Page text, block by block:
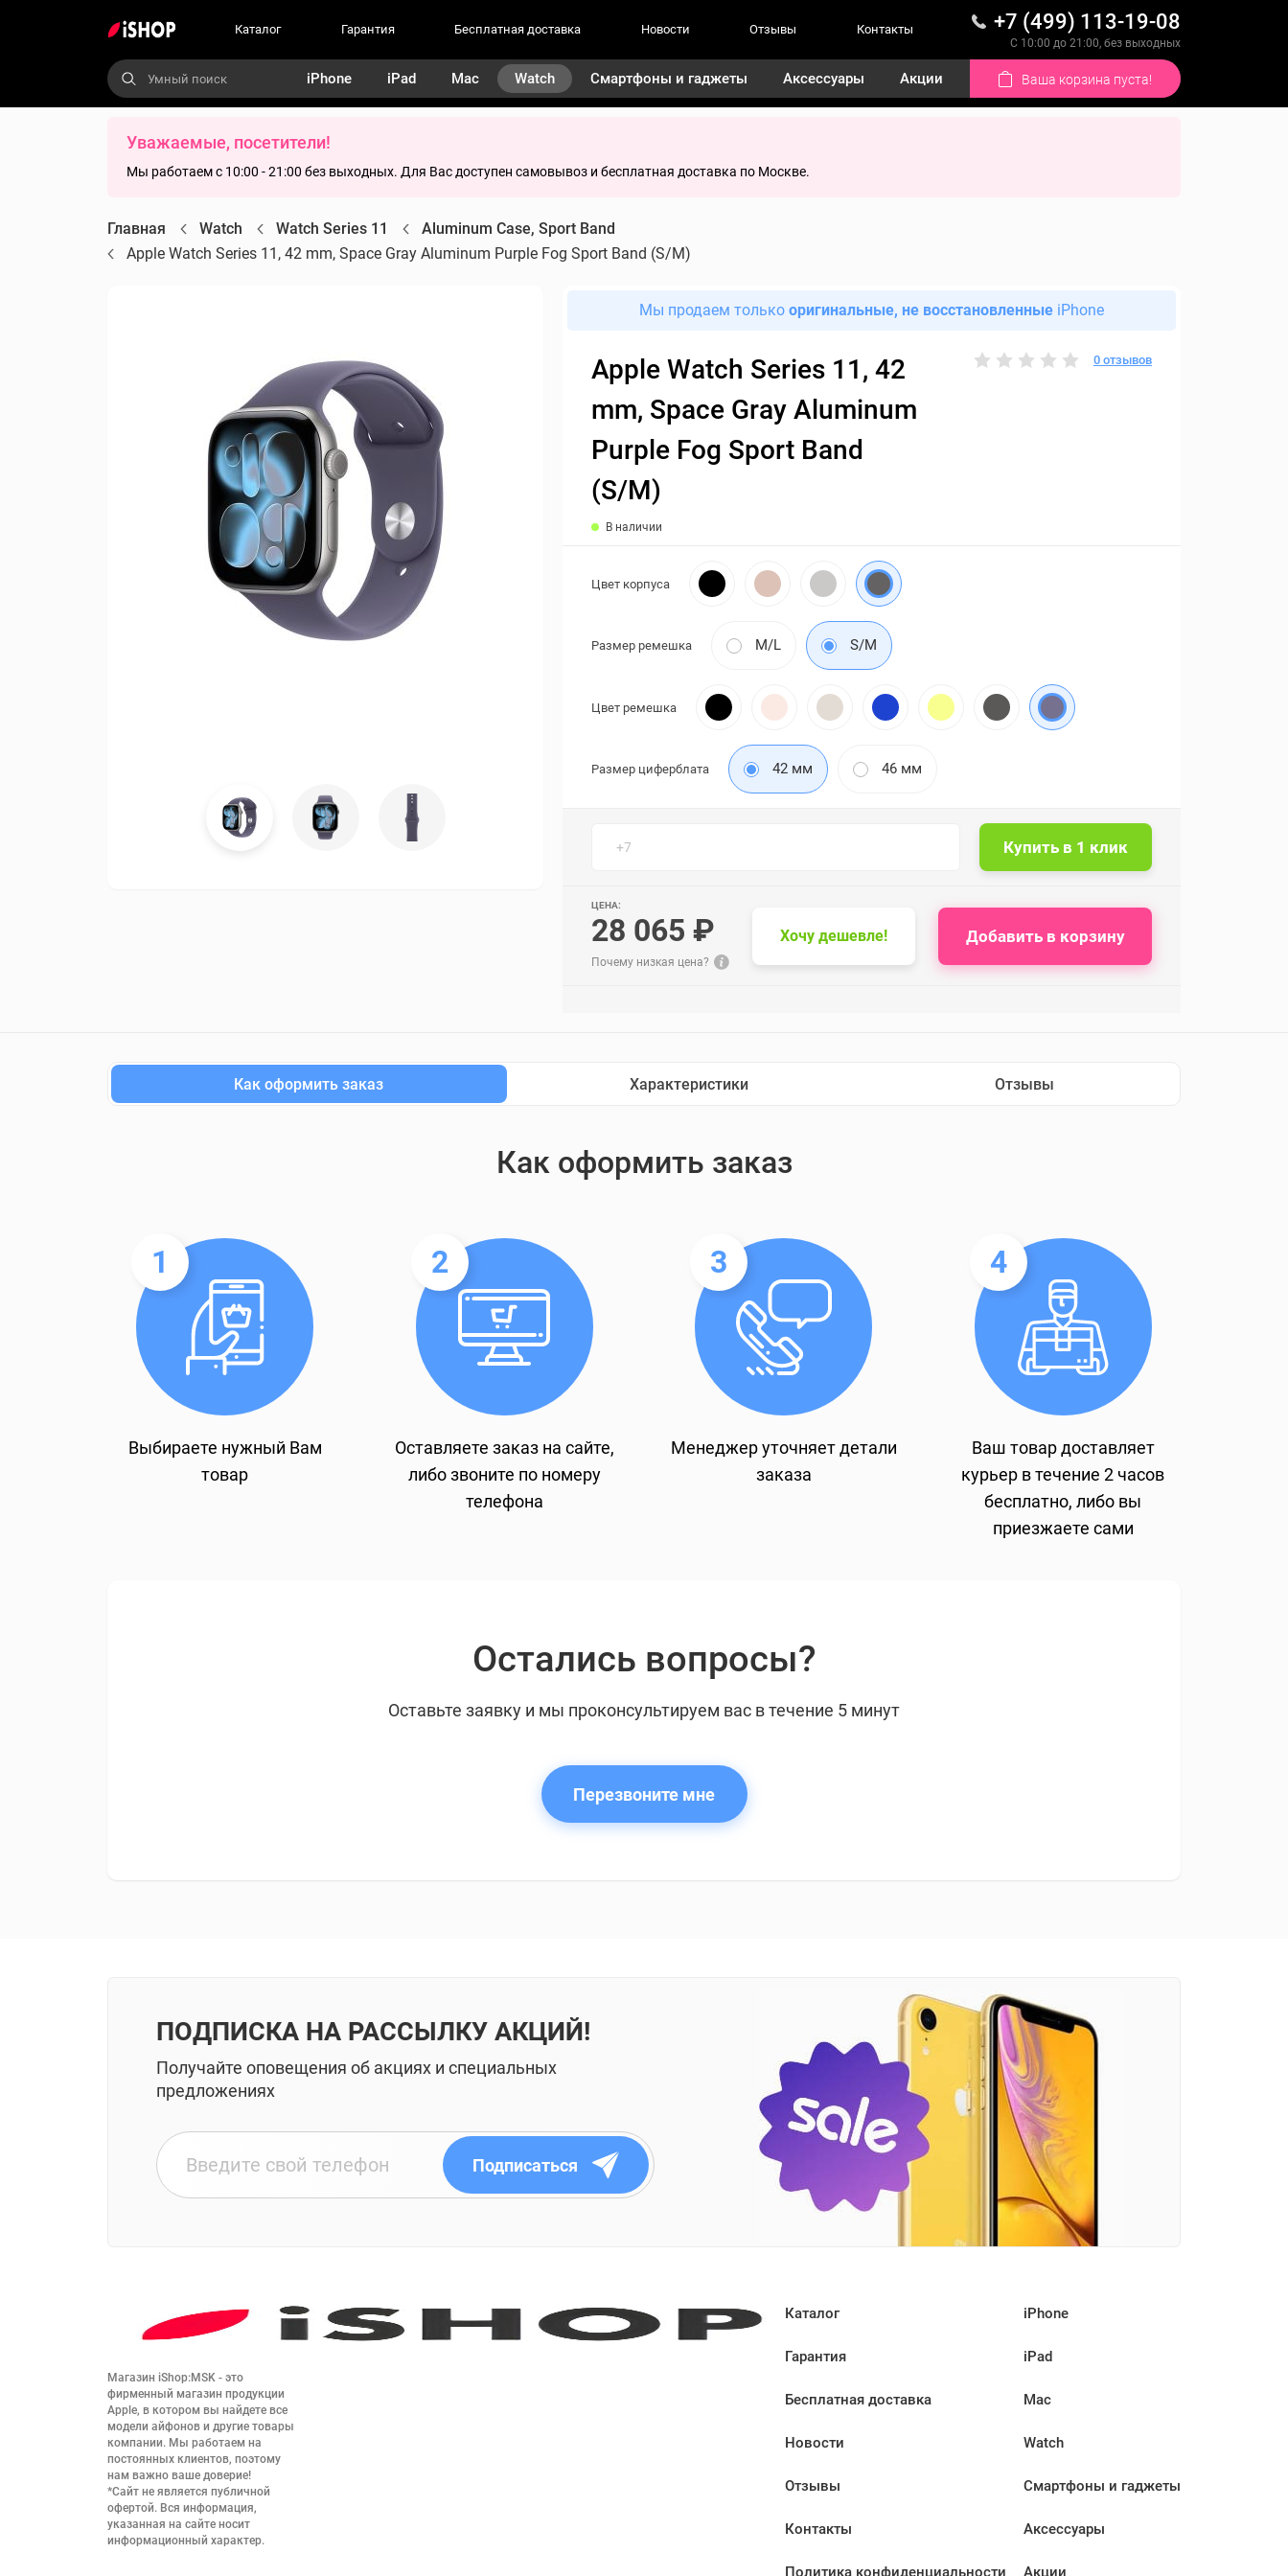
Каталог Гарантия Бесплатная доставка Новости Отзывы Контакты +7 (499) 113-19-08
С 10:00 до 21:00, без выходных
iPhone iPad Mac Watch Смартфоны и гаджеты Аксессуары Акции Ваша корзина пуста!
Уважаемые, посетители!
Мы работаем с 10:00 - 21:00 без выходных. Для Вас доступен самовывоз и бесплатная доставка по Москве.
Главная Watch Watch Series 11
Aluminum Case, Sport Band
Apple Watch Series 11, 42 mm, Space Gray Aluminum Purple Fog Sport Band (S/M)
Мы продаем только оригинальные, не восстановленные iPhone
Apple Watch Series 11, 42
mm, Space Gray Aluminum
Purple Fog Sport Band
(S/M)
0 отзывов
В наличии
Цвет корпуса
Размер ремешка M/L S/M
Цвет ремешка
Размер циферблата 42 мм 46 мм
ЦЕНА:
28 065 ₽
Почему низкая цена?
Хочу дешевле! Добавить в корзину
Как оформить заказ Характеристики Отзывы
Как оформить заказ
1
Выбираете нужный Вам
товар
2
Оставляете заказ на сайте,
либо звоните по номеру
телефона
3
Менеджер уточняет детали
заказа
4
Ваш товар доставляет
курьер в течение 2 часов
бесплатно, либо вы
приезжаете сами
Остались вопросы?
Оставьте заявку и мы проконсультируем вас в течение 5 минут
Перезвоните мне
ПОДПИСКА НА РАССЫЛКУ АКЦИЙ!
Получайте оповещения об акциях и специальных
предложениях
Подписаться
Магазин iShop:MSK - это
фирменный магазин продукции
Apple, в котором вы найдете все
модели айфонов и другие товары
компании. Мы работаем на
постоянных клиентов, поэтому
нам важно ваше доверие!
*Сайт не является публичной
офертой. Вся информация,
указанная на сайте носит
информационный характер.
Каталог
Гарантия
Бесплатная доставка
Новости
Отзывы
Контакты
Политика конфиденциальности
iPhone
iPad
Mac
Watch
Смартфоны и гаджеты
Аксессуары
Акции